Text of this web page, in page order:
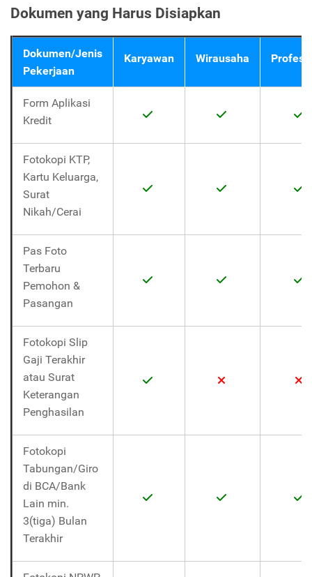
Dokumen yang Harus Disiapkan
Dokumen/Jenis
Pekerjaan
Karyawan Wirausaha
Form Aplikasi
Kredit
Fotokopi KTP,
Kartu Keluarga,
Surat
Nikah/Cerai
Pas Foto
Terbaru
Pemohon &
Pasangan
Fotokopi Slip
Gaji Terakhir
atau Surat
Keterangan
Penghasilan
Fotokopi
Tabungan/Giro
di BCA/Bank
Lain min.
3(tiga) Bulan
Terakhir